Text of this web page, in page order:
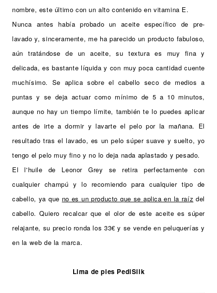
nombre, este último con un alto contenido en vitamina E.
Nunca antes había probado un aceite específico de pre-
lavado y, sinceramente, me ha parecido un producto fabuloso,
aún tratándose de un aceite, su textura es muy fina y
delicada, es bastante líquida y con muy poca cantidad cuente
muchísimo. Se aplica sobre el cabello seco de medios a
puntas y se deja actuar como mínimo de 5 a 10 minutos,
aunque no hay un tiempo límite, también te lo puedes aplicar
antes de irte a dormir y lavarte el pelo por la mañana. El
resultado tras el lavado, es un pelo súper suave y suelto, yo
tengo el pelo muy fino y no lo deja nada aplastado y pesado.
Ell'huile de Leonor Grey se retira perfectamente con
cualquier champú y lo recomiendo para cualquier tipo de
cabello, ya que no es un producto que se aplica en la raíz del
cabello. Quiero recalcar que el olor de este aceite es súper
relajante, su precio ronda los 33€ y se vende en peluquerías y
en la web de la marca.
Lima de pies PediSilk